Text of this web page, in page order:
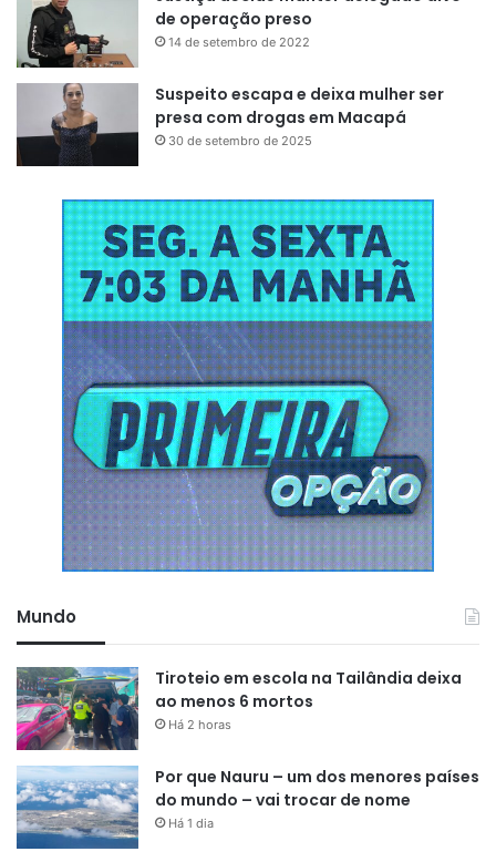
de operação preso
14 de setembro de 2022
Suspeito escapa e deixa mulher ser
presa com drogas em Macapá
30 de setembro de 2025
Mundo
Tiroteio em escola na Tailândia deixa
ao menos 6 mortos
Há 2 horas
Por que Nauru – um dos menores países
do mundo – vai trocar de nome
Há 1 dia